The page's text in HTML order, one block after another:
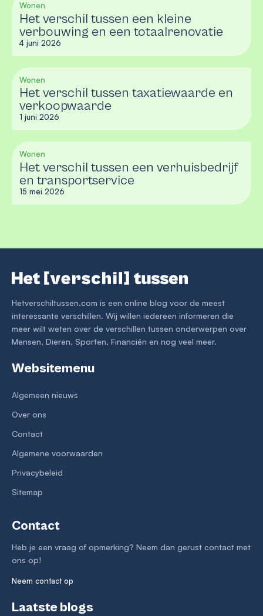
Wonen
Het verschil tussen een kleine
verbouwing en een totaalrenovatie
4 juni 2026
Wonen
Het verschil tussen taxatiewaarde en
verkoopwaarde
1 juni 2026
Wonen
Het verschil tussen een verhuisbedrijf
en transportservice
15 mei 2026
Hetverschiltussen.com is een online blog voor de meest
interessante verschillen. Wij willen iedereen informeren die
meer wilt weten over de verschillen tussen onderwerpen over
Mensen, Dieren, Sporten, Financiën en nog veel meer.
Websitemenu
Algemeen nieuws
Over ons
Contact
Algemene voorwaarden
Privacybeleid
Sitemap
Contact
Heb je een vraag of opmerking? Neem dan gerust contact met
ons op!
Neem contact op
Laatste blogs